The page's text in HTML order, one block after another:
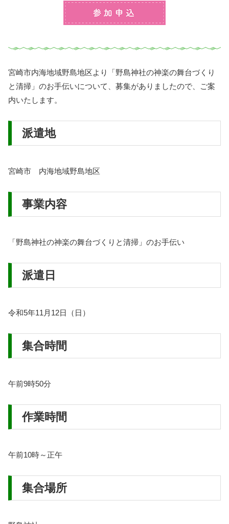
宮崎市内海地域野島地区より「野島神社の神楽の舞台づくり
と清掃」のお手伝いについて、募集がありましたので、ご案
内いたします。
派遣地
宮崎市 内海地域野島地区
事業内容
「野島神社の神楽の舞台づくりと清掃」のお手伝い
派遣日
令和5年11月12日（日）
集合時間
午前9時50分
作業時間
午前10時～正午
集合場所